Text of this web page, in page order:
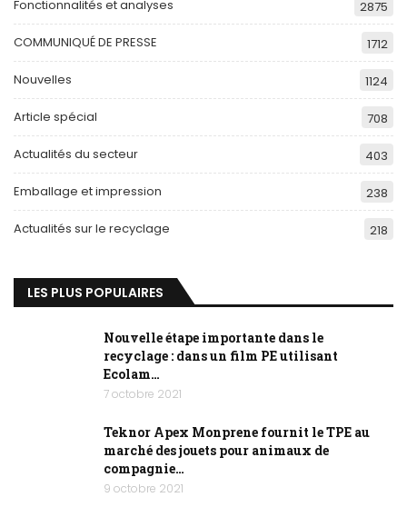
Fonctionnalités et analyses 2875
COMMUNIQUÉ DE PRESSE 1712
Nouvelles 1124
Article spécial 708
Actualités du secteur 403
Emballage et impression 238
Actualités sur le recyclage 218
LES PLUS POPULAIRES
Nouvelle étape importante dans le
recyclage : dans un film PE utilisant
Ecolam…
7 octobre 2021
Teknor Apex Monprene fournit le TPE au
marché des jouets pour animaux de
compagnie…
9 octobre 2021